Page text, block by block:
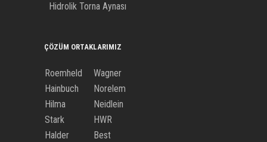
Hidrolik Torna Aynası
ÇÖZÜM ORTAKLARIMIZ
Roemheld
Wagner
Hainbuch
Norelem
Hilma
Neidlein
Stark
HWR
Halder
Best